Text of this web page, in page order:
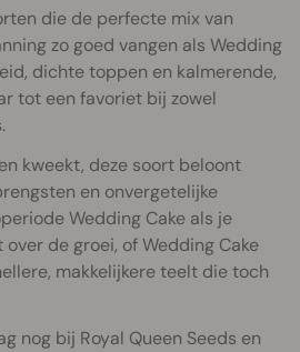
die de perfecte mix van
zo goed vangen als Wedding
dichte toppen en kalmerende,
tot een favoriet bij zowel
kweekt, deze soort beloont
en onvergetelijke
Wedding Cake als je
de groei, of Wedding Cake
makkelijkere teelt die toch
nog bij Royal Queen Seeds en